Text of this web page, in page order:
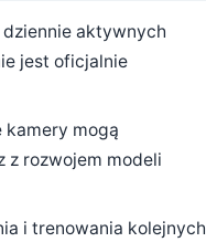
dziennie aktywnych
jest oficjalnie
kamery mogą
z rozwojem modeli
i trenowania kolejnych